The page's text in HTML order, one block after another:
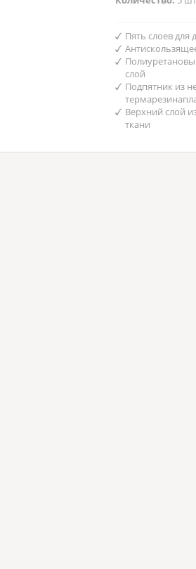
Пять слоев
слой
Подпятник из
Верхний слой
ткани